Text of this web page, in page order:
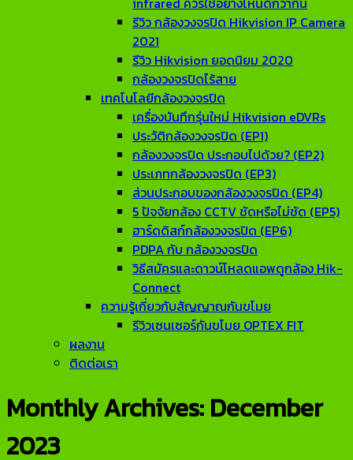
รีวิว กล้องวงจรปิด Hikvision IP Camera
2021
รีวิว Hikvision ยอดนิยม 2020
กล้องวงจรปิดไร้สาย
เทคโนโลยีกล้องวงจรปิด
เครื่องบันทึกรุ่นใหม่ Hikvision eDVRs
ประวัติกล้องวงจรปิด (EP1)
กล้องวงจรปิด ประกอบไปด้วย? (EP2)
ประเภทกล้องวงจรปิด (EP3)
ส่วนประกอบของกล้องวงจรปิด (EP4)
5 ปัจจัยกล้อง CCTV ชัดหรือไม่ชัด (EP5)
ฮาร์ดดิสก์กล้องวงจรปิด (EP6)
PDPA กับ กล้องวงจรปิด
วิธีสมัครและดาวน์โหลดแอพดูกล้อง Hik-
Connect
ความรู้เกี่ยวกับสัญญาณกันขโมย
รีวิวเซนเซอร์กันขโมย OPTEX FIT
ผลงาน
ติดต่อเรา
Monthly Archives:December
2023